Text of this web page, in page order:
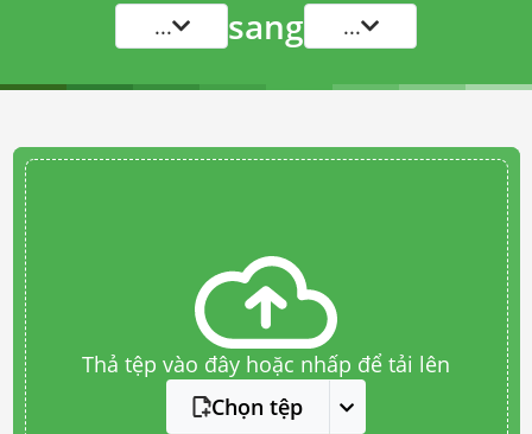
... sang ...
Thả tệp vào đây hoặc nhấp để tải lên
Chọn tệp